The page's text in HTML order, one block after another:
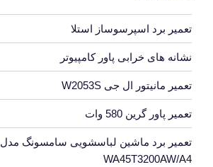
تعمیر برد اسپرسوساز استلا
نشانه های خرابی پاور کامپیوتر
تعمیر مانیتور ال جی W2053S
تعمیر پاور گرین 580 وات
تعمیر برد ماشین لباسشویی سامسونگ مدل
WA45T3200AW/A4